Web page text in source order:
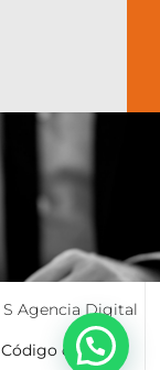
S Agencia Digital
Código de Ética